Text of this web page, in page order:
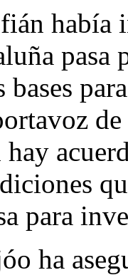
había
bases
hay
para
ha